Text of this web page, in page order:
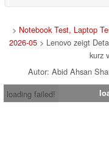
> Notebook Test, Laptop
2026-05 > Lenovo zeigt
kurz
Autor: Abid Ahsan
loading failed!